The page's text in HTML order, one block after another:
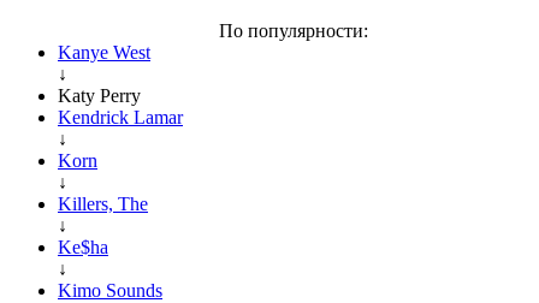
По популярности:
Kanye West
↓
Katy Perry
Kendrick Lamar
↓
Korn
↓
Killers, The
↓
Ke$ha
↓
Kimo Sounds